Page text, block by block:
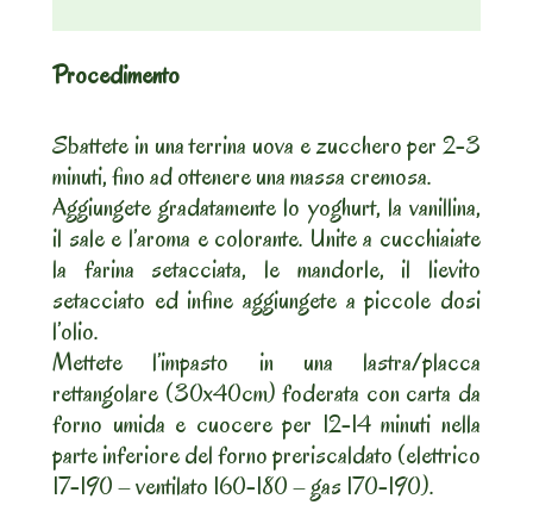
Procedimento
Sbattete in una terrina uova e zucchero per 2-3
minuti, fino ad ottenere una massa cremosa.
Aggiungete gradatamente lo yoghurt, la vanillina,
il sale e l’aroma e colorante. Unite a cucchiaiate
la farina setacciata, le mandorle, il lievito
setacciato ed infine aggiungete a piccole dosi
l’olio.
Mettete l’impasto in una lastra/placca
rettangolare (30x40cm) foderata con carta da
forno umida e cuocere per 12-14 minuti nella
parte inferiore del forno preriscaldato (elettrico
17-190 – ventilato 160-180 – gas 170-190).